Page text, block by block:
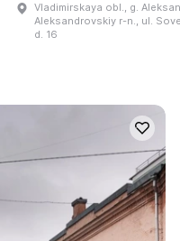
Vladimirskaya obl., g.
Aleksandrovskiy r-n., ul.
d. 16